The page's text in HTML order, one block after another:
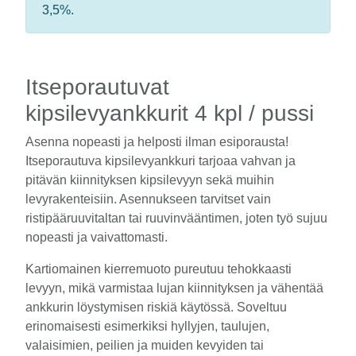
3,5%.
Itseporautuvat
kipsilevyankkurit 4 kpl / pussi
Asenna nopeasti ja helposti ilman esiporausta!
Itseporautuva kipsilevyankkuri tarjoaa vahvan ja
pitävän kiinnityksen kipsilevyyn sekä muihin
levyrakenteisiin. Asennukseen tarvitset vain
ristipääruuvitaltan tai ruuvinvääntimen, joten työ sujuu
nopeasti ja vaivattomasti.
Kartiomainen kierremuoto pureutuu tehokkaasti
levyyn, mikä varmistaa lujan kiinnityksen ja vähentää
ankkurin löystymisen riskiä käytössä. Soveltuu
erinomaisesti esimerkiksi hyllyjen, taulujen,
valaisimien, peilien ja muiden kevyiden tai